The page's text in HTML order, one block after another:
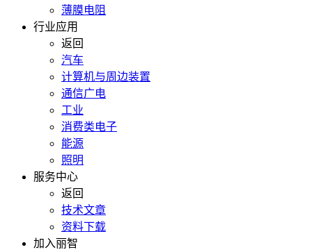
薄膜电阻
行业应用
返回
汽车
计算机与周边装置
通信广电
工业
消费类电子
能源
照明
服务中心
返回
技术文章
资料下载
加入丽智